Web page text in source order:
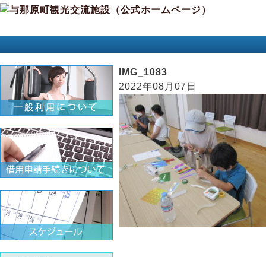
IMG_1083
2022年08月07日